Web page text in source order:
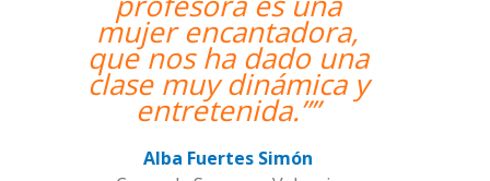
Alexandra Keller
Curso de Swahili en Madrid